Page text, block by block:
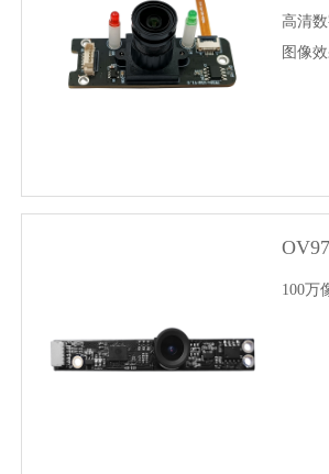
高清数字
图像
100万